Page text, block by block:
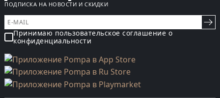
ПОДПИСКА НА НОВОСТИ И СКИДКИ
Принимаю пользовательское соглашение о
конфиденциальности